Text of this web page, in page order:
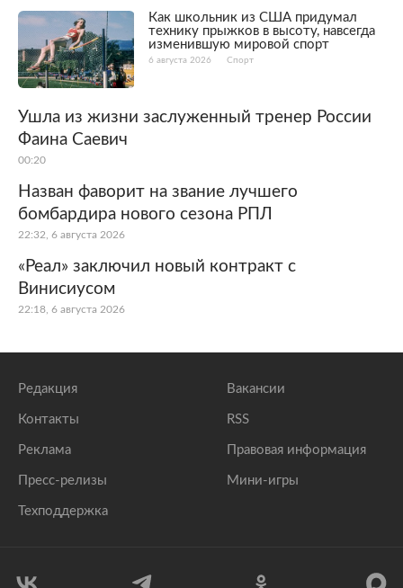
Как школьник из США придумал
технику прыжков в высоту, навсегда
изменившую мировой спорт
6 августа 2026 Спорт
Ушла из жизни заслуженный тренер России
Фаина Саевич
00:20
Назван фаворит на звание лучшего
бомбардира нового сезона РПЛ
22:32, 6 августа 2026
«Реал» заключил новый контракт с
Винисиусом
22:18, 6 августа 2026
Редакция
Контакты
Реклама
Пресс-релизы
Техподдержка
Вакансии
RSS
Правовая информация
Мини-игры